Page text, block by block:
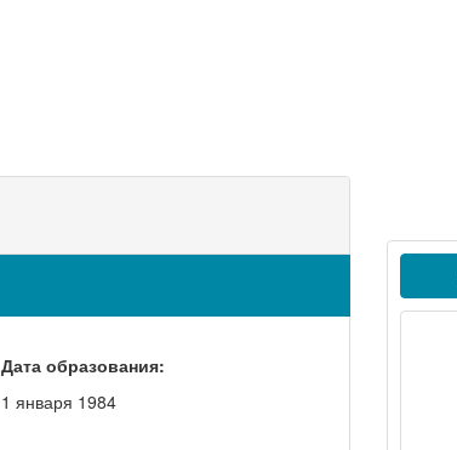
Дата образования:
1 января 1984